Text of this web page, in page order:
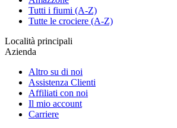
Tutti i fiumi (A-Z)
Tutte le crociere (A-Z)
Località principali
Azienda
Altro su di noi
Assistenza Clienti
Affiliati con noi
Il mio account
Carriere